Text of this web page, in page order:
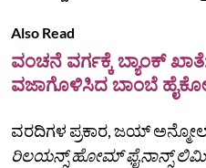
Also Read
ವಂಚನೆ ವರ್ಗಕ್ಕೆ ಬ್ಯಾಂಕ್
ವಜಾಗೊಳಿಸಿದ ಬಾಂಬೆ
ವರದಿಗಳ ಪ್ರಕಾರ, ಜಯ್‌
ರಿಲಯನ್ಸ್ ಹೋಮ್ ಫೈನಾನ್ಸ್